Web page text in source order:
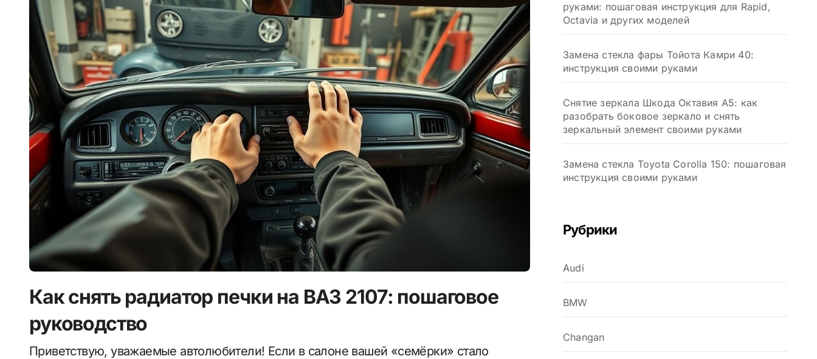
Как снять радиатор печки на ВАЗ 2107: пошаговое
руководство
Приветствую, уважаемые автолюбители! Если в салоне вашей «семёрки» стало
руками: пошаговая инструкция для Rapid,
Octavia и других моделей
Замена стекла фары Тойота Камри 40:
инструкция своими руками
Снятие зеркала Шкода Октавия А5: как
разобрать боковое зеркало и снять
зеркальный элемент своими руками
Замена стекла Toyota Corolla 150: пошаговая
инструкция своими руками
Рубрики
Audi
BMW
Changan